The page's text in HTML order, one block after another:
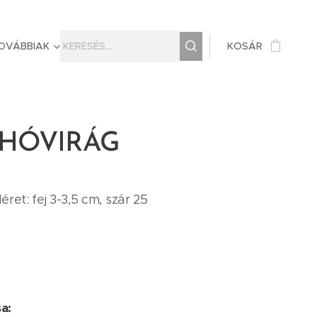
KOSÁR
fej 3-3,5 cm, szár 25